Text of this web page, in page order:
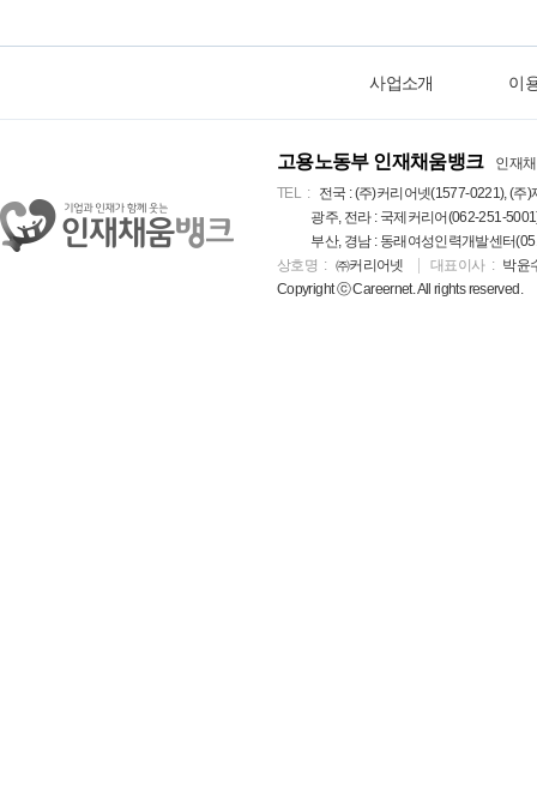
사업소개 이
고용노동부 인재채움뱅크
인재
TEL
전국 : (주)커리어넷(1577-0221), (
광주, 전라 : 국제커리어(062-251-
부산, 경남 : 동래여성인력개발센터
상호명
㈜커리어넷 대표이사
박윤
Copyright ⓒ Careernet. All rights reserved.